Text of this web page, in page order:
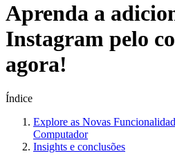
Aprenda a
Instagram pelo
agora!
Índice
Explore as Novas
Computador
Insights e‌ conclusões